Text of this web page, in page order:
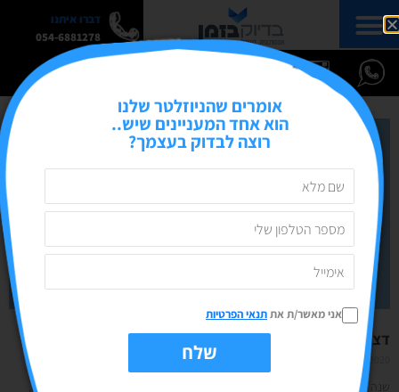
דברו איתנו
054-6881278
דצמבר 2020- הגענו!
08/11/2020
שנה שהתחילה בוואו מטורף ואז לאט לאט התכנסנו, התפכחנו, דייקנו ודייקו אותנו,
אומרים שהניוזלטר שלנו
הוא אחד המעניינים שיש..
רוצה לבדוק בעצמך?
אני מאשר/ת אתתנאי הפרטיות
שלח